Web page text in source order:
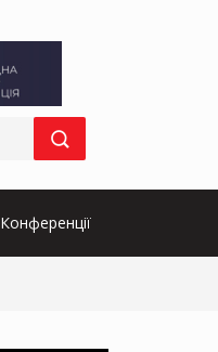
Конференції